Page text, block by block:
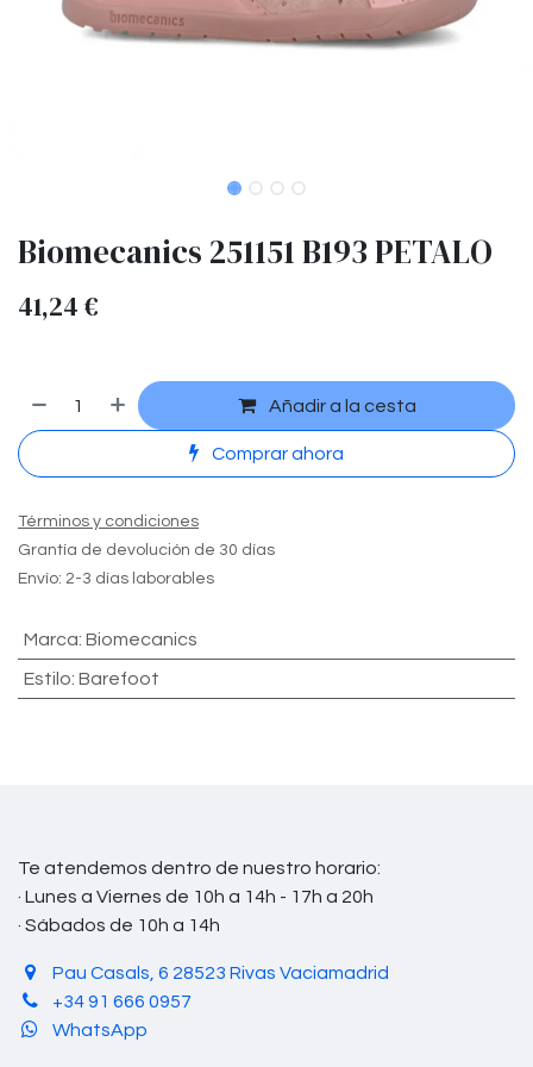
Biomecanics 251151 B193 PETALO
41,24 €
Añadir a la cesta
Comprar ahora
Términos y condiciones
Grantía de devolución de 30 días
Envío: 2-3 días laborables
Marca: Biomecanics
Estilo: Barefoot
Te atendemos dentro de nuestro horario:
· Lunes a Viernes de 10h a 14h - 17h a 20h
· Sábados de 10h a 14h
Pau Casals, 6 28523 Rivas Vaciamadrid
+34 91 666 0957
WhatsApp